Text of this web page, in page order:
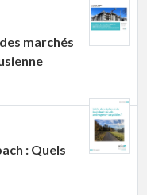
marchés
: Quels